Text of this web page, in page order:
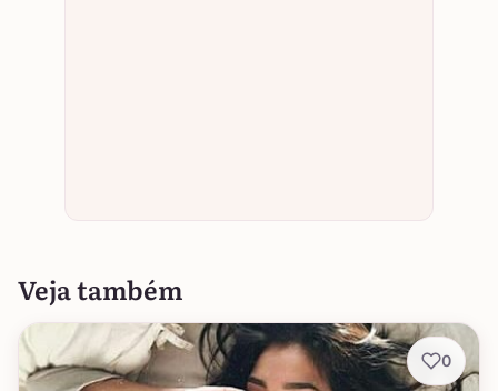
Veja também
0